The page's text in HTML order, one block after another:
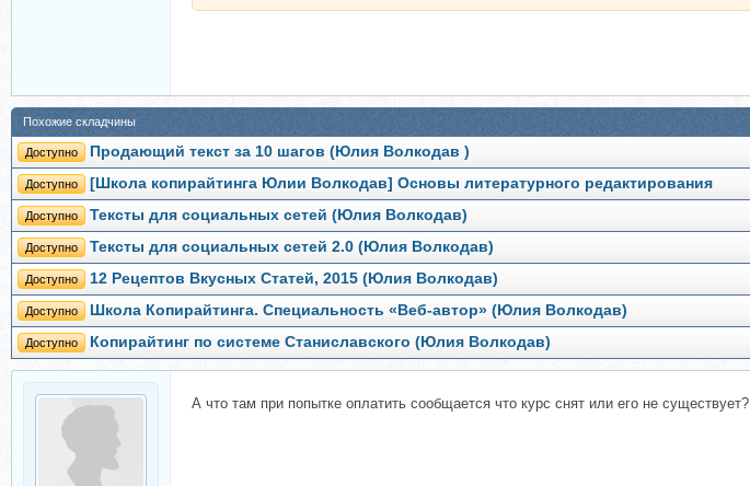
Похожие складчины
Доступно Продающий текст за 10 шагов (Юлия Волкодав )
Доступно [Школа копирайтинга Юлии Волкодав] Основы литературного редактирования
Доступно Тексты для социальных сетей (Юлия Волкодав)
Доступно Тексты для социальных сетей 2.0 (Юлия Волкодав)
Доступно 12 Рецептов Вкусных Статей, 2015 (Юлия Волкодав)
Доступно Школа Копирайтинга. Специальность «Веб-автор» (Юлия Волкодав)
Доступно Копирайтинг по системе Станиславского (Юлия Волкодав)
А что там при попытке оплатить сообщается что курс снят или его не существует?